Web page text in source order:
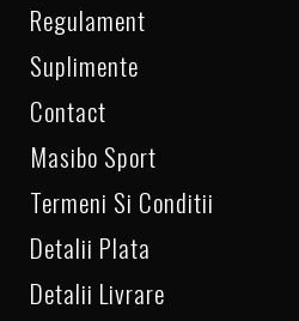
Regulament
Suplimente
Contact
Masibo Sport
Termeni Si Conditii
Detalii Plata
Detalii Livrare